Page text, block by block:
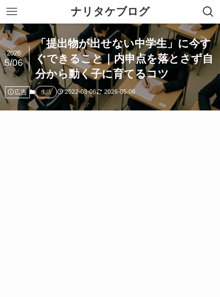
ナリタケブログ
「提出物が出せない中学生」に今す
ぐできること｜内申点を落とさず自
分から動く子に育てるコツ
2026
5/06
広告 生活 2022-03-06 2026-05-06